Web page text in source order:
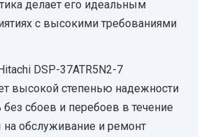
делает его идеальным
с высокими требованиями
DSP-37ATR5N2-7
высокой степенью надежности
без сбоев и перебоев в течение
на обслуживание и ремонт